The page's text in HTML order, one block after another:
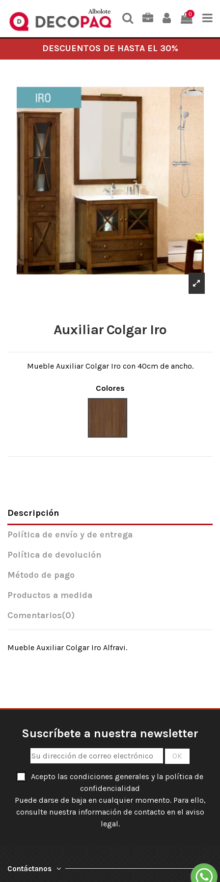
0
DESCUENTOS DE HASTA EL 30%
Auxiliar Colgar Iro
Mueble Auxiliar Colgar Iro con 40cm de ancho.
Colores
Descripción
Política de envío y de entrega
Política de devolución
Método de pago
Productos a medida
Comentarios(0)
Mueble Auxiliar Colgar Iro Alfravi.
Suscríbete a nuestra newsletter
Acepto las condiciones generales y la política de
confidencialidad
Puede darse de baja en cualquier momento. Para ello,
consulte nuestra información de contacto en el aviso
legal.
Contáctanos